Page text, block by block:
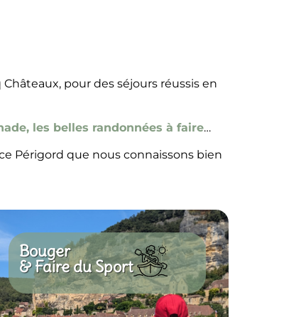
pour des séjours réussis en
les belles randonnées à faire…
Périgord que nous connaissons bien
Bouger
& Faire du Sport